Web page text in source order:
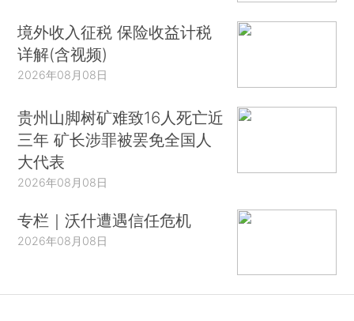
境外收入征税 保险收益计税
详解(含视频)
2026年08月08日
贵州山脚树矿难致16人死亡近
三年 矿长涉罪被罢免全国人
大代表
2026年08月08日
专栏｜沃什遭遇信任危机
2026年08月08日